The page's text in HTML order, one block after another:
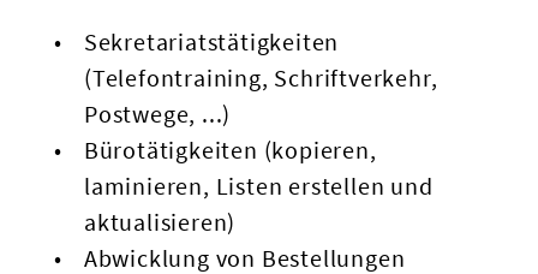
Sekretariatstätigkeiten
(Telefontraining, Schriftverkehr,
Postwege, ...)
Bürotätigkeiten (kopieren,
laminieren, Listen erstellen und
aktualisieren)
Abwicklung von Bestellungen